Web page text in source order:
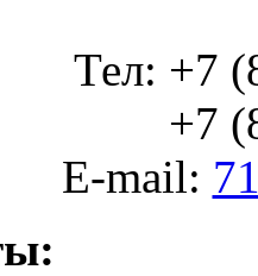
Тел: +7
+7
E-mail: